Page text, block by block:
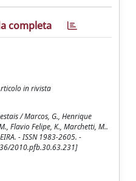
completa
in rivista
/ Marcos, G., Henrique
Flavio Felipe, K., Marchetti, M..
- ISSN 1983-2605. -
2010.pfb.30.63.231]